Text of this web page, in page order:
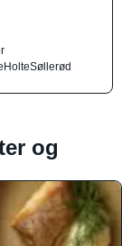
HolteSøllerød
og